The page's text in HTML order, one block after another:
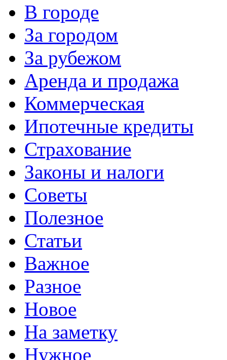
В городе
За городом
За рубежом
Аренда и продажа
Коммерческая
Ипотечные кредиты
Страхование
Законы и налоги
Советы
Полезное
Статьи
Важное
Разное
Новое
На заметку
Нужное